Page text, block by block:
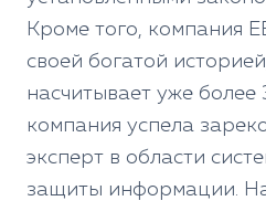
Кроме того, компания
своей богатой
насчитывает уже более
компания успела
эксперт в области
защиты информации.